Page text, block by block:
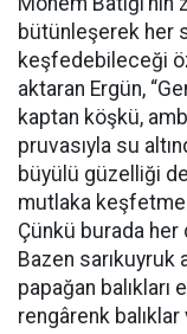
bütünleşerek her
keşfedebileceği
aktaran Ergün,
kaptan köşkü,
pruvasıyla su
büyülü güzelliği
mutlaka
Çünkü burada her
Bazen
papağan balıkları
rengârenk balıklar